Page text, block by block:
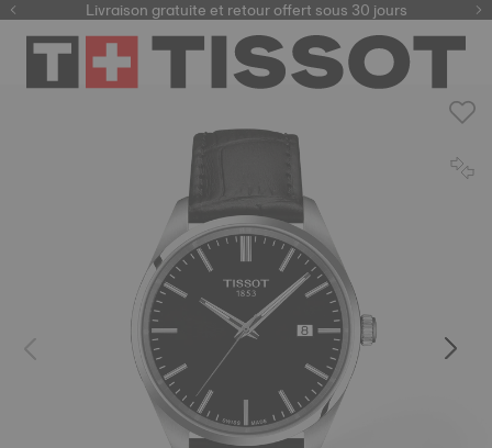
Livraison gratuite et retour offert sous 30 jours